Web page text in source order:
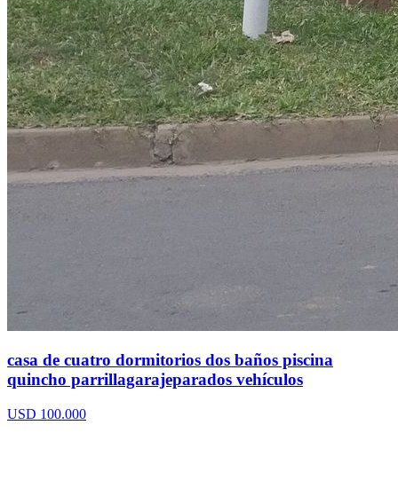
casa de cuatro dormitorios dos baños piscina
quincho parrillagarajeparados vehículos
USD 100.000